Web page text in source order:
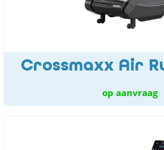
Crossmaxx Air
op aanvraag